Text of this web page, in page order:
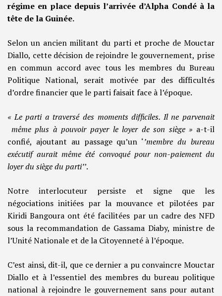
régime en place depuis l’arrivée d’Alpha Condé à la
tête de la Guinée.
Selon un ancien militant du parti et proche de Mouctar
Diallo, cette décision de rejoindre le gouvernement, prise
en commun accord avec tous les membres du Bureau
Politique National, serait motivée par des difficultés
d’ordre financier que le parti faisait face à l’époque.
« Le parti a traversé des moments difficiles. Il ne parvenait
même plus à pouvoir payer le loyer de son siège » a-t-il
confié, ajoutant au passage qu’un ‘’membre du bureau
exécutif aurait même été convoqué pour non-paiement du
loyer du siège du parti’’.
Notre interlocuteur persiste et signe que les
négociations initiées par la mouvance et pilotées par
Kiridi Bangoura ont été facilitées par un cadre des NFD
sous la recommandation de Gassama Diaby, ministre de
l’Unité Nationale et de la Citoyenneté à l’époque.
C’est ainsi, dit-il, que ce dernier a pu convaincre Mouctar
Diallo et à l’essentiel des membres du bureau politique
national à rejoindre le gouvernement sans pour autant